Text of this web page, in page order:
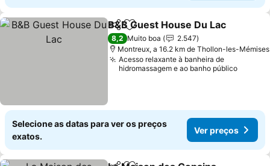
PartilharAdicionar aos favoritos
B&B Guest House Du Lac
8,2 Muito boa
2.547
Montreux, a 16.2 km de Thollon-les-Mémises
Acesso relaxante à banheira de
hidromassagem e ao banho público
Selecione as datas para ver os preços
exatos.
Ver preços